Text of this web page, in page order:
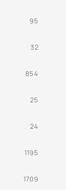
95
32
854
25
24
1195
1709